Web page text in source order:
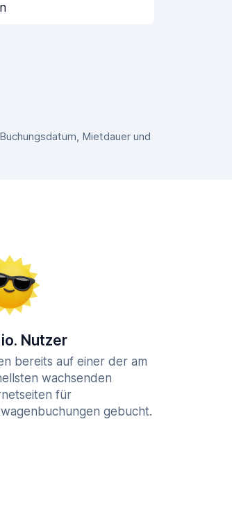
Mietdauer und
Nutzer
bereits auf einer der am
wachsenden
für
gebucht.